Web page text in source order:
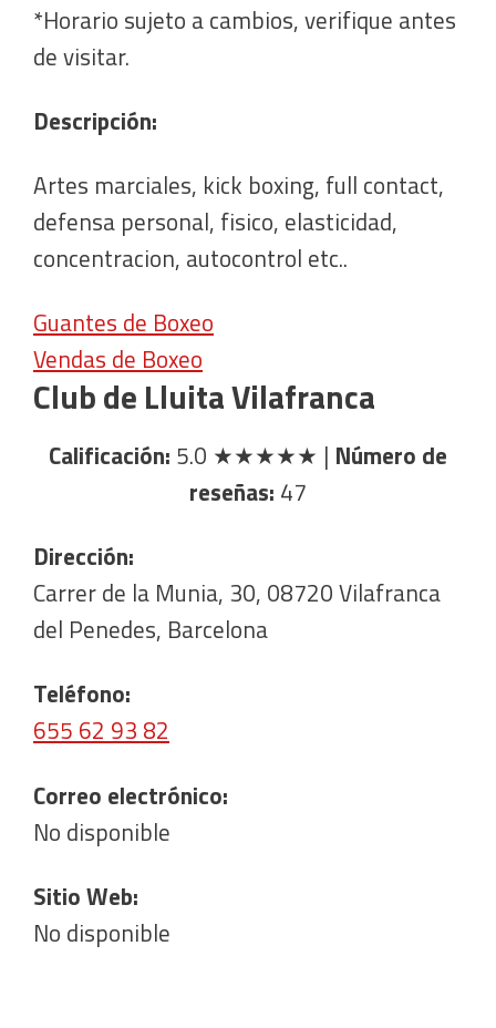
*Horario sujeto a cambios, verifique antes
de visitar.
Descripción:
Artes marciales, kick boxing, full contact,
defensa personal, fisico, elasticidad,
concentracion, autocontrol etc..
Guantes de Boxeo
Vendas de Boxeo
Club de Lluita Vilafranca
Calificación: 5.0 ★★★★★ | Número de
reseñas: 47
Dirección:
Carrer de la Munia, 30, 08720 Vilafranca
del Penedes, Barcelona
Teléfono:
655 62 93 82
Correo electrónico:
No disponible
Sitio Web:
No disponible